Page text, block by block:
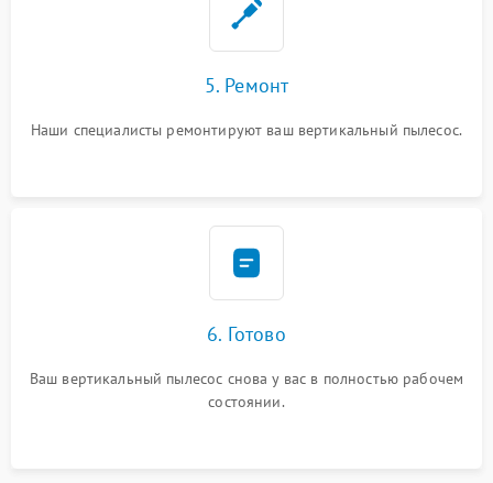
5. Ремонт
Наши специалисты ремонтируют ваш вертикальный пылесос.
6. Готово
Ваш вертикальный пылесос снова у вас в полностью рабочем
состоянии.